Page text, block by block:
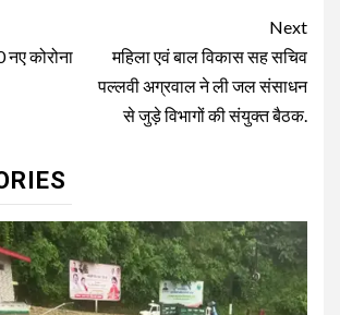
नए कोरोना
Next
महिला एवं बाल विकास सह सचिव
पल्लवी अग्रवाल ने ली जल संसाधन
से जुड़े विभागों की संयुक्त बैठक.